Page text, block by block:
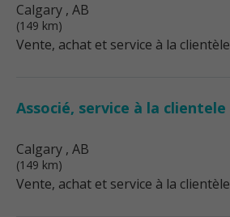
Calgary , AB
(149 km)
Vente, achat et service à la clientèle
Associé, service à la clientele
Calgary , AB
(149 km)
Vente, achat et service à la clientèle